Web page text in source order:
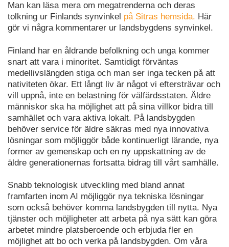
Man kan läsa mera om megatrenderna och deras
tolkning ur Finlands synvinkel på Sitras hemsida. Här
gör vi några kommentarer ur landsbygdens synvinkel.
Finland har en åldrande befolkning och unga kommer
snart att vara i minoritet. Samtidigt förväntas
medellivslängden stiga och man ser inga tecken på att
nativiteten ökar. Ett långt liv är något vi eftersträvar och
vill uppnå, inte en belastning för välfärdsstaten. Äldre
människor ska ha möjlighet att på sina villkor bidra till
samhället och vara aktiva lokalt. På landsbygden
behöver service för äldre säkras med nya innovativa
lösningar som möjliggör både kontinuerligt lärande, nya
former av gemenskap och en ny uppskattning av de
äldre generationernas fortsatta bidrag till vårt samhälle.
Snabb teknologisk utveckling med bland annat
framfarten inom AI möjliggör nya tekniska lösningar
som också behöver komma landsbygden till nytta. Nya
tjänster och möjligheter att arbeta på nya sätt kan göra
arbetet mindre platsberoende och erbjuda fler en
möjlighet att bo och verka på landsbygden. Om våra